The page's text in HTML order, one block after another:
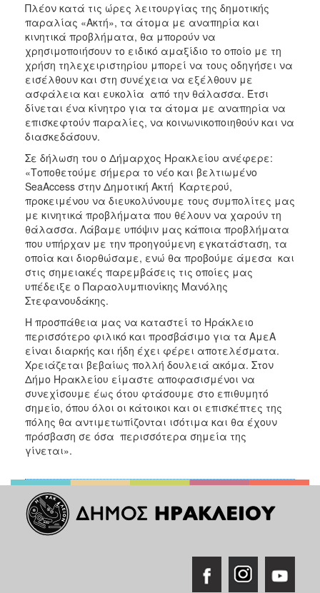
Πλέον κατά τις ώρες λειτουργίας της δημοτικής
παραλίας «Ακτή», τα άτομα με αναπηρία και
κινητικά προβλήματα, θα μπορούν να
χρησιμοποιήσουν το ειδικό αμαξίδιο το οποίο με τη
χρήση τηλεχειριστηρίου μπορεί να τους οδηγήσει να
εισέλθουν και στη συνέχεια να εξέλθουν με
ασφάλεια και ευκολία από την θάλασσα. Έτσι
δίνεται ένα κίνητρο για τα άτομα με αναπηρία να
επισκεφτούν παραλίες, να κοινωνικοποιηθούν και να
διασκεδάσουν.
Σε δήλωση του ο Δήμαρχος Ηρακλείου ανέφερε:
«Τοποθετούμε σήμερα το νέο και βελτιωμένο
SeaAccess στην Δημοτική Ακτή Καρτερού,
προκειμένου να διευκολύνουμε τους συμπολίτες μας
με κινητικά προβλήματα που θέλουν να χαρούν τη
θάλασσα. Λάβαμε υπόψιν μας κάποια προβλήματα
που υπήρχαν με την προηγούμενη εγκατάσταση, τα
οποία και διορθώσαμε, ενώ θα προβούμε άμεσα και
στις σημειακές παρεμβάσεις τις οποίες μας
υπέδειξε ο Παραολυμπιονίκης Μανόλης
Στεφανουδάκης.
Η προσπάθεια μας να καταστεί το Ηράκλειο
περισσότερο φιλικό και προσβάσιμο για τα ΑμεΑ
είναι διαρκής και ήδη έχει φέρει αποτελέσματα.
Χρειάζεται βεβαίως πολλή δουλειά ακόμα. Στον
Δήμο Ηρακλείου είμαστε αποφασισμένοι να
συνεχίσουμε έως ότου φτάσουμε στο επιθυμητό
σημείο, όπου όλοι οι κάτοικοι και οι επισκέπτες της
πόλης θα αντιμετωπίζονται ισότιμα και θα έχουν
πρόσβαση σε όσα περισσότερα σημεία της
γίνεται».